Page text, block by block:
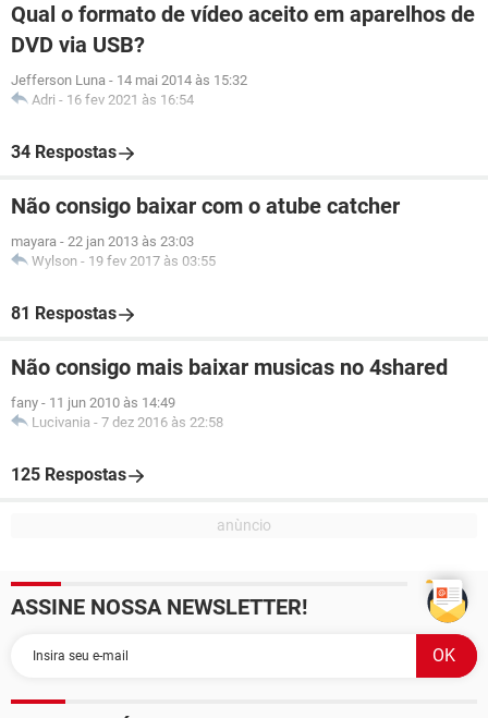
Qual o formato de vídeo aceito em aparelhos de
DVD via USB?
Jefferson Luna - 14 mai 2014 às 15:32
Adri - 16 fev 2021 às 16:54
34 Respostas
Não consigo baixar com o atube catcher
mayara - 22 jan 2013 às 23:03
Wylson - 19 fev 2017 às 03:55
81 Respostas
Não consigo mais baixar musicas no 4shared
fany - 11 jun 2010 às 14:49
Lucivania - 7 dez 2016 às 22:58
125 Respostas
ASSINE NOSSA NEWSLETTER!